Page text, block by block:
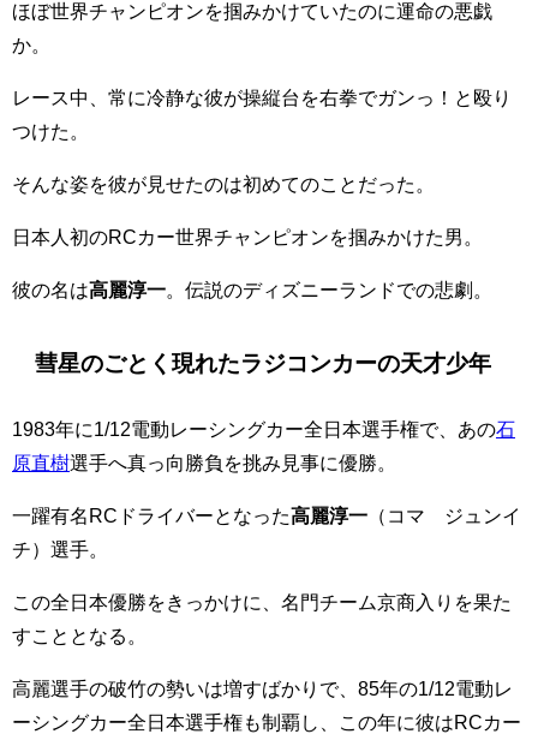
ほぼ世界チャンピオンを掴みかけていたのに運命の悪戯
か。
レース中、常に冷静な彼が操縦台を右拳でガンっ！と殴り
つけた。
そんな姿を彼が見せたのは初めてのことだった。
日本人初のRCカー世界チャンピオンを掴みかけた男。
彼の名は高麗淳一。伝説のディズニーランドでの悲劇。
彗星のごとく現れたラジコンカーの天才少年
1983年に1/12電動レーシングカー全日本選手権で、あの石
原直樹選手へ真っ向勝負を挑み見事に優勝。
一躍有名RCドライバーとなった高麗淳一 （コマ ジュンイ
チ）選手。
この全日本優勝をきっかけに、名門チーム京商入りを果た
すこととなる。
高麗選手の破竹の勢いは増すばかりで、85年の1/12電動レ
ーシングカー全日本選手権も制覇し、この年に彼はRCカー